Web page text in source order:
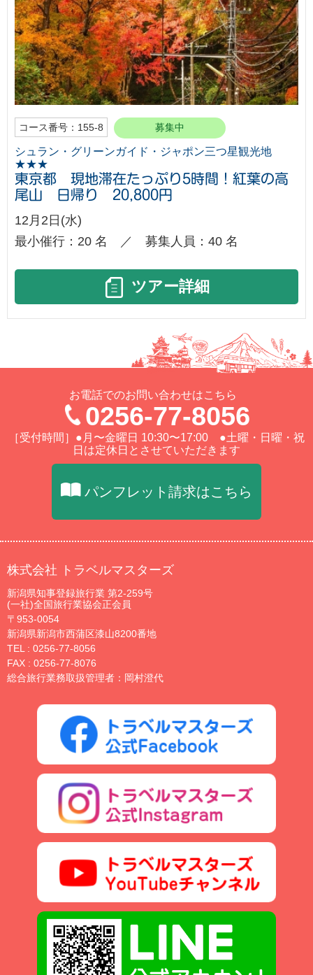
コース番号：155-8 募集中
シュラン・グリーンガイド・ジャポン三つ星観光地
★★★
東京都 現地滞在たっぷり5時間！紅葉の高
尾山 日帰り 20,800円
12月2日(水)
最小催行：20 名 ／ 募集人員：40 名
ツアー詳細
お電話でのお問い合わせはこちら
0256-77-8056
［受付時間］●月〜金曜日 10:30〜17:00 ●土曜・日曜・祝
日は定休日とさせていただきます
パンフレット請求はこちら
株式会社 トラベルマスターズ
新潟県知事登録旅行業 第2-259号
(一社)全国旅行業協会正会員
〒953-0054
新潟県新潟市西蒲区漆山8200番地
TEL : 0256-77-8056
FAX : 0256-77-8076
総合旅行業務取扱管理者：岡村澄代